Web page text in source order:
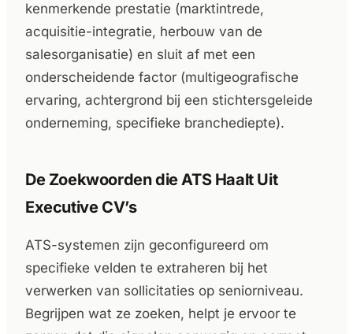
kenmerkende prestatie (marktintrede,
acquisitie-integratie, herbouw van de
salesorganisatie) en sluit af met een
onderscheidende factor (multigeografische
ervaring, achtergrond bij een stichtersgeleide
onderneming, specifieke branchediepte).
De Zoekwoorden die ATS Haalt Uit
Executive CV’s
ATS-systemen zijn geconfigureerd om
specifieke velden te extraheren bij het
verwerken van sollicitaties op seniorniveau.
Begrijpen wat ze zoeken, helpt je ervoor te